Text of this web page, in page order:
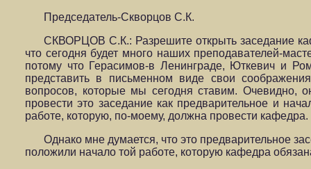
Председатель-Скворцов С.К.
СКВОРЦОВ С.К.: Разрешите открыть заседание
что сегодня будет много наших преподавателей-
потому что Герасимов-в Ленинграде, Юткевич и
представить в письменном виде свои
вопросов, которые мы сегодня ставим. Очевидно,
провести это заседание как предварительное и
работе, которую, по-моему, должна провести кафедра.
Однако мне думается, что это предварительное
положили начало той работе, которую кафедра